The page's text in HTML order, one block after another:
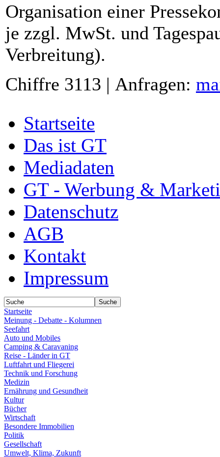
Organisation einer
je zzgl. MwSt. und
Verbreitung).
Chiffre 3113 | Anfragen:
Startseite
Das ist GT
Mediadaten
GT - Werbung &
Datenschutz
AGB
Kontakt
Impressum
Startseite
Meinung - Debatte - Kolumnen
Seefahrt
Auto und Mobiles
Camping & Caravaning
Reise - Länder in GT
Luftfahrt und Fliegerei
Technik und Forschung
Medizin
Ernährung und Gesundheit
Kultur
Bücher
Wirtschaft
Besondere Immobilien
Politik
Gesellschaft
Umwelt, Klima, Zukunft